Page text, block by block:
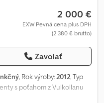
2 000 €
EXW Pevná cena plus DPH
(2 380 € brutto)
Zavolať
, Rok výroby:2012, Typ
s poťahom z Vulkollanu
záberu pri vychýlení (30°) =